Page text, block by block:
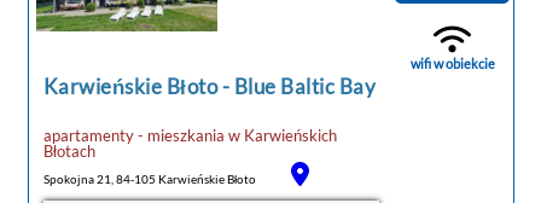
Wyposażenie obejmuje również lodówkę,
Karwieńskie Błoto- Blue Baltic Bay
apartamenty - mieszkania w Karwieńskich
Błotach
Spokojna 21, 84-105 Karwieńskie Błoto
wifi w obiekcie